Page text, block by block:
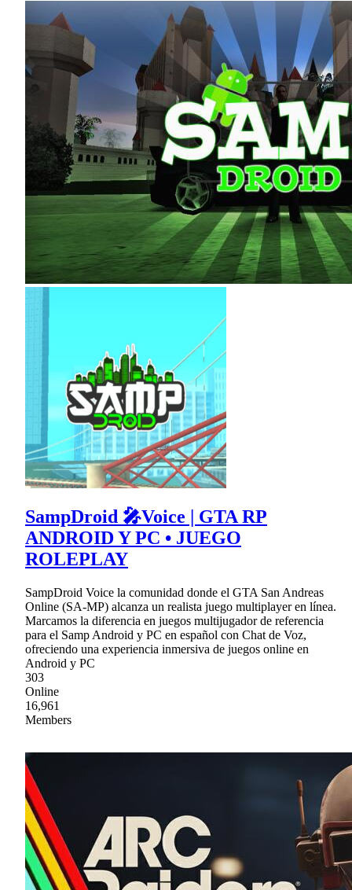
SampDroid 🎤Voice | GTA RP
ANDROID Y PC • JUEGO
ROLEPLAY
SampDroid Voice la comunidad donde el GTA San Andreas
Online (SA-MP) alcanza un realista juego multiplayer en línea.
Marcamos la diferencia en juegos multijugador de referencia
para el Samp Android y PC en español con Chat de Voz,
ofreciendo una experiencia inmersiva de juegos online en
Android y PC
303
Online
16,961
Members